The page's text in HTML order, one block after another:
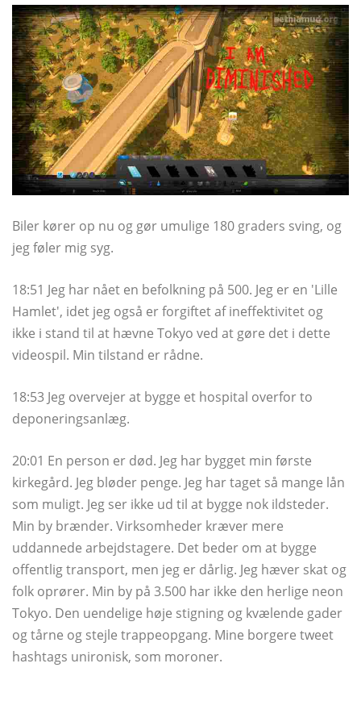
Biler kører op nu og gør umulige 180 graders sving, og
jeg føler mig syg.
18:51 Jeg har nået en befolkning på 500. Jeg er en 'Lille
Hamlet', idet jeg også er forgiftet af ineffektivitet og
ikke i stand til at hævne Tokyo ved at gøre det i dette
videospil. Min tilstand er rådne.
18:53 Jeg overvejer at bygge et hospital overfor to
deponeringsanlæg.
20:01 En person er død. Jeg har bygget min første
kirkegård. Jeg bløder penge. Jeg har taget så mange lån
som muligt. Jeg ser ikke ud til at bygge nok ildsteder.
Min by brænder. Virksomheder kræver mere
uddannede arbejdstagere. Det beder om at bygge
offentlig transport, men jeg er dårlig. Jeg hæver skat og
folk oprører. Min by på 3.500 har ikke den herlige neon
Tokyo. Den uendelige høje stigning og kvælende gader
og tårne ​​og stejle trappeopgang. Mine borgere tweet
hashtags unironisk, som moroner.